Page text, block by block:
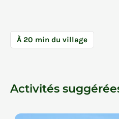
À 20 min du village
Activités